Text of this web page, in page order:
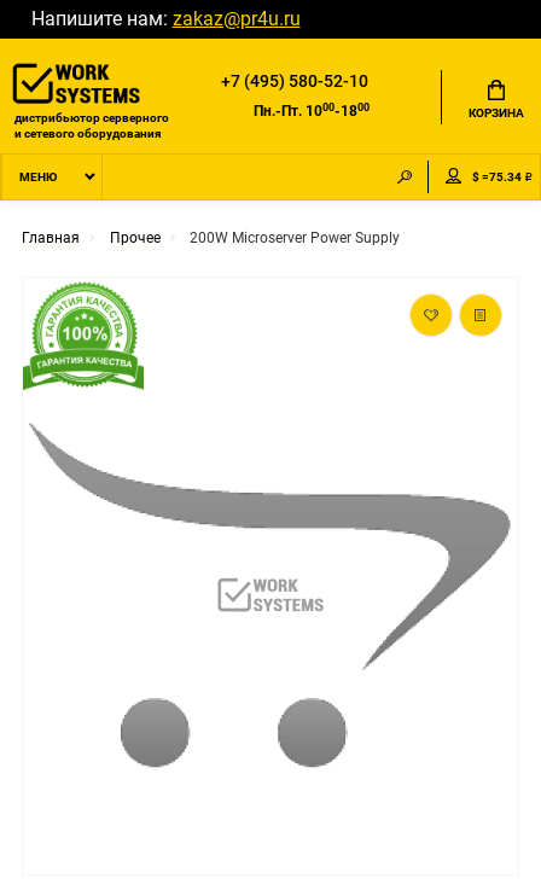
Напишите нам: zakaz@pr4u.ru
дистрибьютор серверного
и сетевого оборудования
+7 (495) 580-52-10
Пн.-Пт. 1000-1800 КОРЗИНА
МЕНЮ $ =75.34 ₽
Главная Прочее 200W Microserver Power Supply